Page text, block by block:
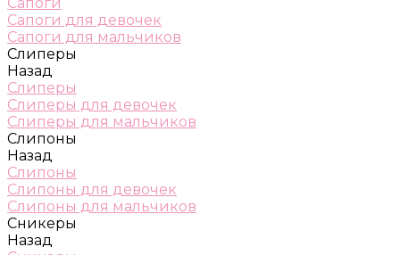
Сапоги для девочек
Сапоги для мальчиков
Слиперы
Назад
Слиперы
Слиперы для девочек
Слиперы для мальчиков
Слипоны
Назад
Слипоны
Слипоны для девочек
Слипоны для мальчиков
Сникеры
Назад